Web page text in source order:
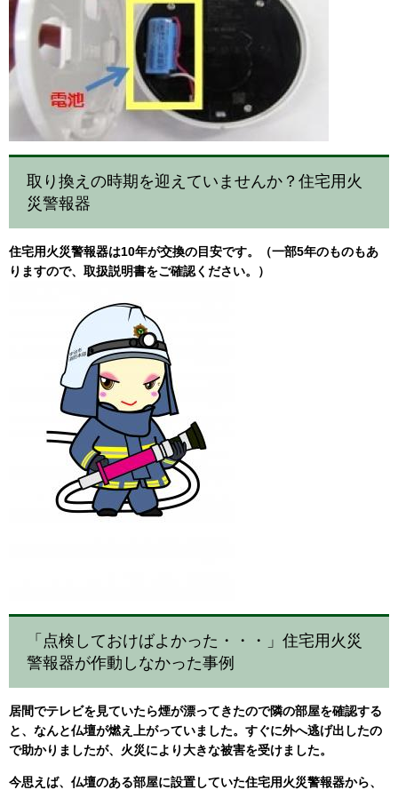
取り換えの時期を迎えていませんか？住宅用火
災警報器
住宅用火災警報器は10年が交換の目安です。
（一部5年のものもあ
りますので、取扱説明書をご確認ください。）
「点検しておけばよかった・・・」住宅用火災
警報器が作動しなかった事例
居間でテレビを見ていたら煙が漂ってきたので隣の部屋を確認する
と、なんと仏壇が燃え上がっていました。すぐに外へ逃げ出したの
で助かりましたが、火災により大きな被害を受けました。
今思えば、仏壇のある部屋に設置していた住宅用火災警報器から、